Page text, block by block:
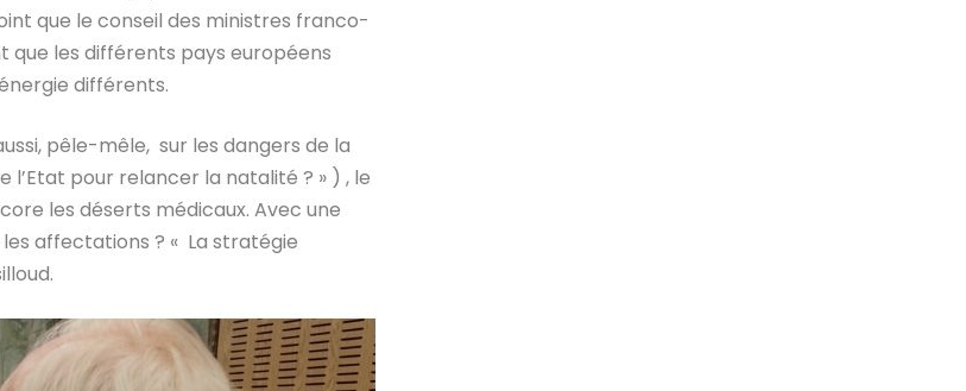
que le conseil des ministres franco-
les différents pays européens
différents.
pêle-mêle, sur les dangers de la
pour relancer la natalité ? » ) , le
les déserts médicaux. Avec une
affectations ? « La stratégie